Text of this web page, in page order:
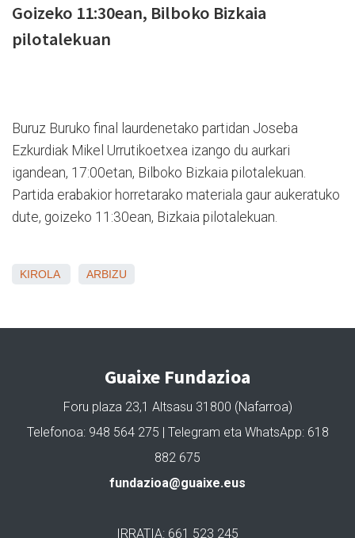
Goizeko 11:30ean, Bilboko Bizkaia
pilotalekuan
Buruz Buruko final laurdenetako partidan Joseba
Ezkurdiak Mikel Urrutikoetxea izango du aurkari
igandean, 17:00etan, Bilboko Bizkaia pilotalekuan.
Partida erabakior horretarako materiala gaur aukeratuko
dute, goizeko 11:30ean, Bizkaia pilotalekuan.
KIROLA ARBIZU
Guaixe Fundazioa
Foru plaza 23,1 Altsasu 31800 (Nafarroa)
Telefonoa: 948 564 275 | Telegram eta WhatsApp: 618
882 675
fundazioa@guaixe.eus
IRRATIA: 661 523 245